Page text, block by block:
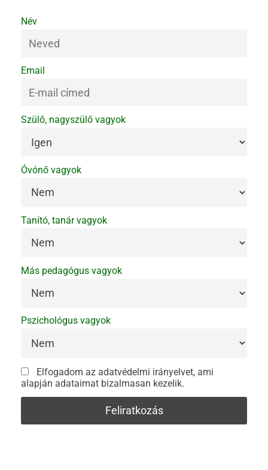
Név
Email
Szülő, nagyszülő vagyok
Óvónő vagyok
Tanító, tanár vagyok
Más pedagógus vagyok
Pszichológus vagyok
Elfogadom az adatvédelmi irányelvet, ami
alapján adataimat bizalmasan kezelik.